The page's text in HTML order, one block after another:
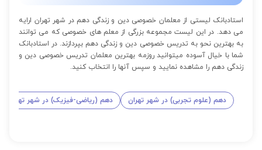
استادبانک لیستی از معلمان خصوصی دین و زندگی دهم در شهر تهران ارایه
می دهد. در این لیست مجموعه بزرگی از معلم های خصوصی که می توانند
به بهترین نحو به تدریس خصوصی دین و زندگی دهم بپردازند. در استادبانک
شما با خیال آسوده میتوانید روزمه بهترین معلمان تدریس خصوصی دین و
زندگی دهم را مشاهده نمایید و سپس آنها را انتخاب کنید.
دهم (علوم تجربی) در شهر تهران دهم (ریاضی-فیزیک) در شهر تهران